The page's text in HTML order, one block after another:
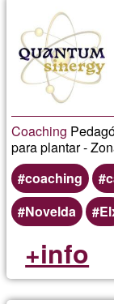
Coaching
para plantar -
coaching
Novelda
+info